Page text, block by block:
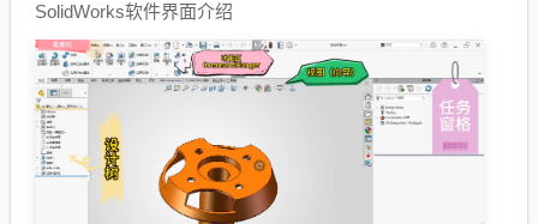
SolidWorks软件界面介绍